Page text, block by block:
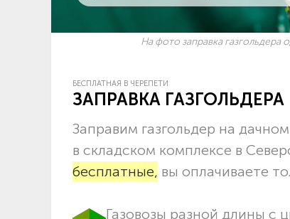
На фото заправка газгольдера
БЕСПЛАТНАЯ В ЧЕРЕПЕТИ
ЗАПРАВКА ГАЗГОЛЬДЕРА
Заправим газгольдер на
в складском комплексе в
бесплатные, вы оплачиваете
Газовозы разной длины с